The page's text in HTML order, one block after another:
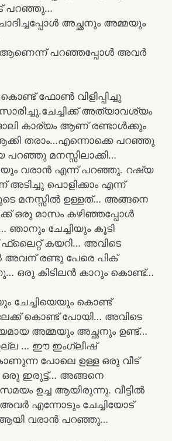
പറഞ്ഞു…
അച്ഛനും അമ്മയും
ആണെന്ന് പറഞ്ഞപ്പോൾ അവർ
ഫോൺ വിളിപ്പിച്ചു
അത്യാവശ്യം
കാര്യം ആണ് രണ്ടാൾക്കും
തരാം…എന്നൊക്കെ പറഞ്ഞു
പറഞ്ഞു മനസ്സിലാക്കി…
വരാൻ എന്ന് പറഞ്ഞു. റഷ്യ
അടിച്ചു പൊളിക്കാം എന്ന്
മനസ്സിൽ ഉള്ളത്… അങ്ങനെ
ഒരു മാസം കഴിഞ്ഞപ്പോൾ
ഞാനും ചേച്ചിയും കൂടി
ഫ്ലൈറ്റ് കയറി… അവിടെ
അവന് രണ്ടു പേരെ പിക്
ഒരു കിടിലൻ കാറും കൊണ്ട്…
ചേച്ചിയെയും കൊണ്ട്
കൊണ്ട് പോയി… അവിടെ
അമ്മയും അച്ഛനും ഉണ്ട്…
… ഈ ഇംഗ്ലീഷ്
പോലെ ഉള്ള ഒരു വീട്
ഇരുട്ട്… അങ്ങനെ
ഉച്ച ആയിരുന്നു. വീട്ടിൽ
എന്നോടും ചേച്ചിയോട്
വരാൻ പറഞ്ഞു…